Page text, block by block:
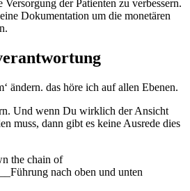
Versorgung der Patienten zu verbessern.
Dokumentation um die monetären
ändern. das höre ich auf allen Ebenen.
Und wenn Du wirklich der Ansicht
muss, dann gibt es keine Ausrede dies
the chain of
nach oben und unten